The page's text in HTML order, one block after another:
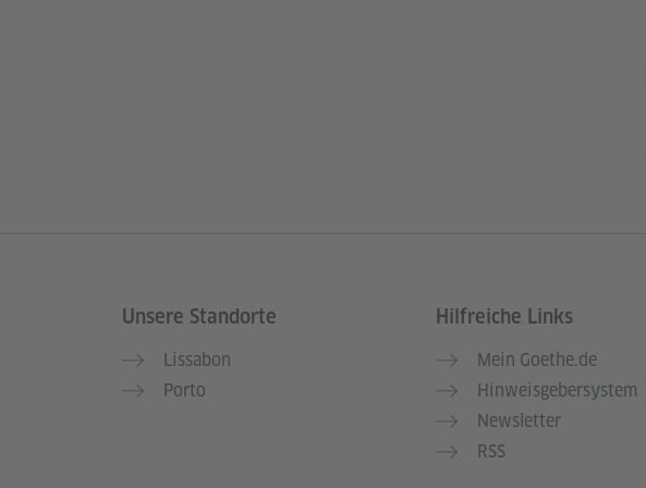
Service- und Informationsbereich
Unsere Standorte
Lissabon
Porto
Hilfreiche Links
Mein Goethe.de
Hinweisgebersystem
Newsletter
RSS